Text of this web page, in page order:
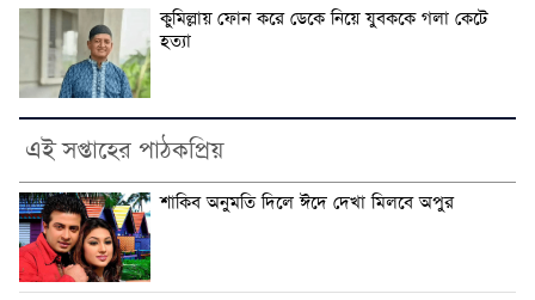
কুমিল্লায় ফোন করে ডেকে নিয়ে যুবককে গলা কেটে
হত্যা
এই সপ্তাহের পাঠকপ্রিয়
শাকিব অনুমতি দিলে ঈদে দেখা মিলবে অপুর